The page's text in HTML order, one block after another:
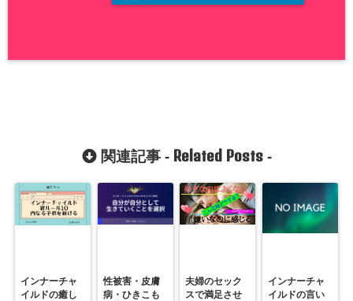
関連記事 - Related Posts-
インナーチャ
イルドの癒し
性被害・皮膚
病・ひきこも
夫婦のセック
スで満足させ
インナーチャ
イルドの言い